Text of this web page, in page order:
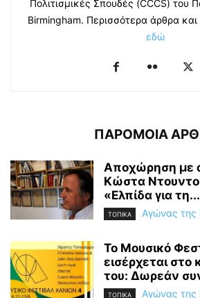
Πολιτισμικές Σπουδές (CCCS) του
Birmingham. Περισσότερα άρθρα και
εδώ
ΠΑΡΟΜΟΙΑ
Αποχώρηση με
Κώστα
«Ελπίδα για τη...
ΤΟΠΙΚΑ Αγώνας της
Το Μουσικό
εισέρχεται στο
του: Δωρεάν
ΤΟΠΙΚΑ Αγώνας της